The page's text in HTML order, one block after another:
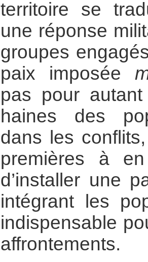
territoire se
une réponse
groupes
paix imposée
pas pour
haines des
dans les
premières à
d’installer une
intégrant les
indispensable
affrontements.